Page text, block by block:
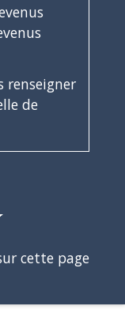
renseigner
de
cette page